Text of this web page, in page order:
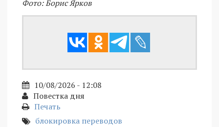
Фото: Борис Ярков
10/08/2026 - 12:08
Повестка дня
Печать
блокировка переводов